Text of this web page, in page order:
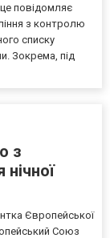
повідомляє
з контролю
списку
Зокрема, під
з
Європейської
Союз